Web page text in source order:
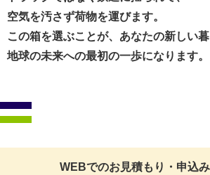
空気を汚さず荷物を運びます。
この箱を選ぶことが、あなたの新しい暮
地球の未来への最初の一歩になります。
WEBでのお見積もり・申込み